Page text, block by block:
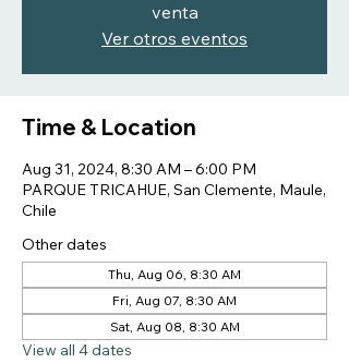
venta
Ver otros eventos
Time & Location
Aug 31, 2024, 8:30 AM – 6:00 PM
PARQUE TRICAHUE, San Clemente, Maule,
Chile
Other dates
Thu, Aug 06, 8:30 AM
Fri, Aug 07, 8:30 AM
Sat, Aug 08, 8:30 AM
View all 4 dates